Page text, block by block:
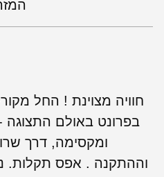
חוויה מצוינת ! החל
בפרונט באולם
ומקסימה, דרך
וההתקנה . אפס תקלות.